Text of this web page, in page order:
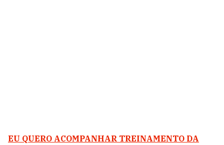
EU QUERO ACOMPANHAR TREINAMENTO DA